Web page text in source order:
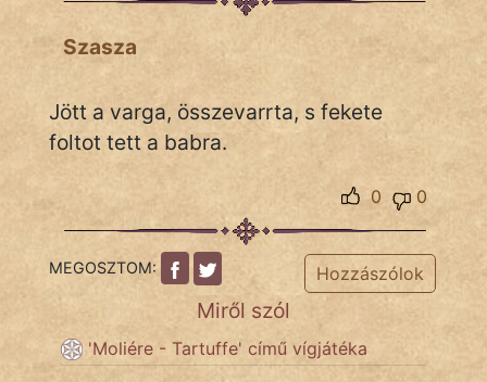
És
KÖZMONDÁS
ZENE
FILM
ÉLETMÓD
Szasza
Jött a varga, összevarrta, s fekete
foltot tett a babra.
0
0
MEGOSZTOM: Hozzászólok
Miről szól
'Moliére - Tartuffe' című vígjátéka